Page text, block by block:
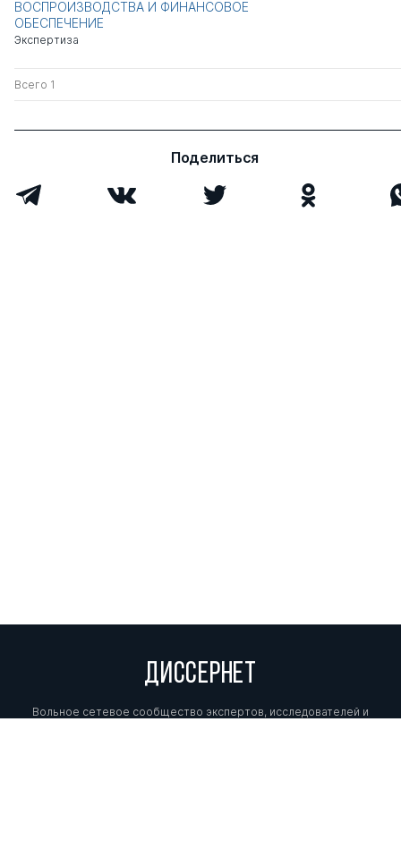
ВОСПРОИЗВОДСТВА И ФИНАНСОВОЕ
ОБЕСПЕЧЕНИЕ
Экспертиза
Всего 1
Поделиться
ДИССЕРНЕТ
Вольное сетевое сообщество экспертов, исследователей и